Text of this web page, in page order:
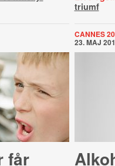
triumf
får
CANNES
23. MAJ